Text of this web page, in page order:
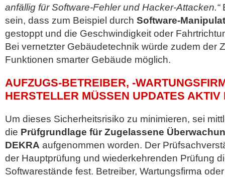
anfällig für Software-Fehler und Hacker-Attacken.“
sein, dass zum Beispiel durch Software-
gestoppt und die Geschwindigkeit oder
Bei vernetzter Gebäudetechnik würde zudem der
Funktionen smarter Gebäude möglich.
AUFZUGS-BETREIBER, -
HERSTELLER MÜSSEN UPDATES AKTIV
Um dieses Sicherheitsrisiko zu minimieren, sei
die Prüfgrundlage für Zugelassene
DEKRA aufgenommen worden. Der
der Hauptprüfung und wiederkehrenden Prüfung
Softwarestände fest. Betreiber, Wartungsfirma